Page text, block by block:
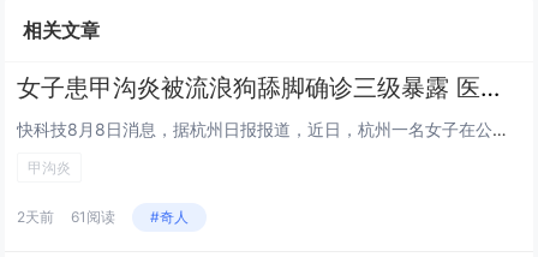
相关文章
女子患甲沟炎被流浪狗舔脚确诊三级暴露 医生回应
快科技8月8日消息，据杭州日报报道，近日，杭州一名女子在公园座椅休息时，脚趾被流浪狗舔舐，当时没有咬伤、没有出血，但该女...
甲沟炎
2天前 61阅读 #奇人